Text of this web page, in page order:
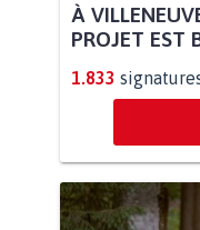
À
PROJET EST
1.833